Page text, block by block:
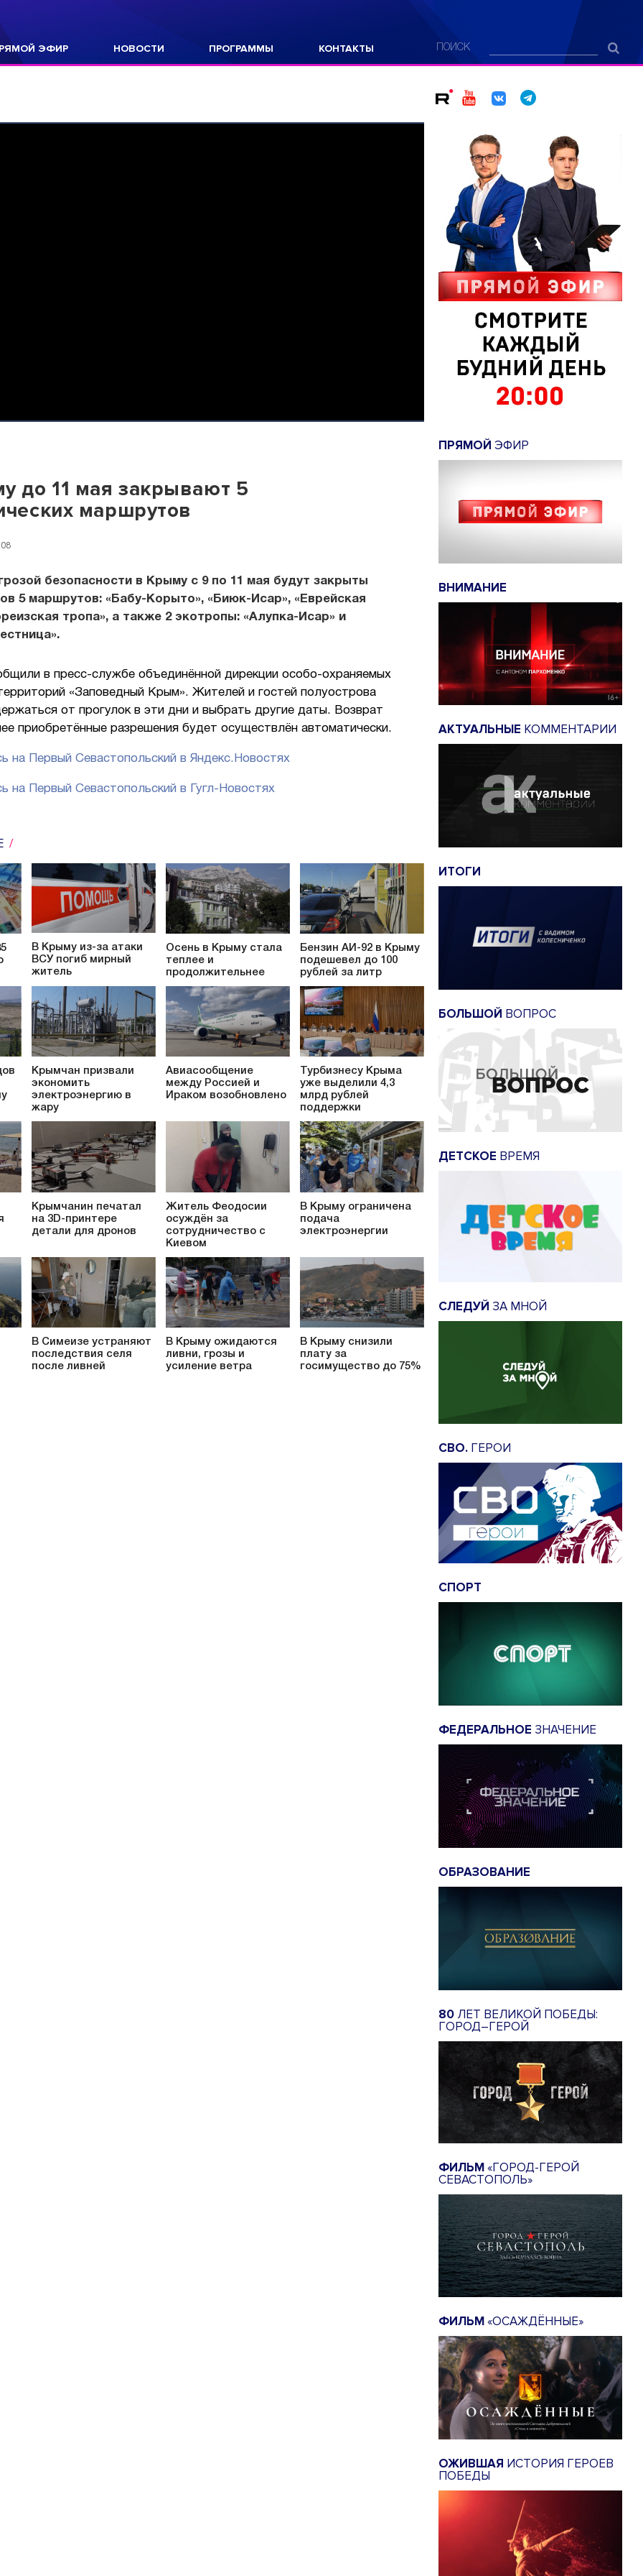
ЭФИР НОВОСТИ ПРОГРАММЫ КОНТАКТЫ ПОИСК
до 11 мая закрывают 5
маршрутов
безопасности в Крыму с 9 по 11 мая будут закрыты
5 маршрутов: «Бабу-Корыто», «Биюк-Исар», «Еврейская
тропа», а также 2 экотропы: «Алупка-Исар» и
в пресс-службе объединённой дирекции особо-охраняемых
«Заповедный Крым». Жителей и гостей полуострова
от прогулок в эти дни и выбрать другие даты. Возврат
приобретённые разрешения будет осуществлён автоматически.
на Первый Севастопольский в Яндекс.Новостях
на Первый Севастопольский в Гугл-Новостях
В Крыму из-за атаки
ВСУ погиб мирный
житель
Осень в Крыму стала
теплее и
продолжительнее
Бензин АИ-92 в Крыму
подешевел до 100
рублей за литр
Крымчан призвали
экономить
электроэнергию в
жару
Авиасообщение
между Россией и
Ираком возобновлено
Турбизнесу Крыма
уже выделили 4,3
млрд рублей
поддержки
Крымчанин печатал
на 3D-принтере
детали для дронов
Житель Феодосии
осуждён за
сотрудничество с
Киевом
В Крыму ограничена
подача
электроэнергии
В Симеизе устраняют
последствия селя
после ливней
В Крыму ожидаются
ливни, грозы и
усиление ветра
В Крыму снизили
плату за
госимущество до 75%
ПРЯМОЙ ЭФИР
ВНИМАНИЕ
АКТУАЛЬНЫЕ КОММЕНТАРИИ
ИТОГИ
БОЛЬШОЙ ВОПРОС
ДЕТСКОЕ ВРЕМЯ
СЛЕДУЙ ЗА МНОЙ
СВО. ГЕРОИ
СПОРТ
ФЕДЕРАЛЬНОЕ ЗНАЧЕНИЕ
ОБРАЗОВАНИЕ
80 ЛЕТ ВЕЛИКОЙ ПОБЕДЫ:
ГОРОД–ГЕРОЙ
ФИЛЬМ«ГОРОД-ГЕРОЙ
СЕВАСТОПОЛЬ»
ФИЛЬМ«ОСАЖДЁННЫЕ»
ОЖИВШАЯ ИСТОРИЯ ГЕРОЕВ
ПОБЕДЫ